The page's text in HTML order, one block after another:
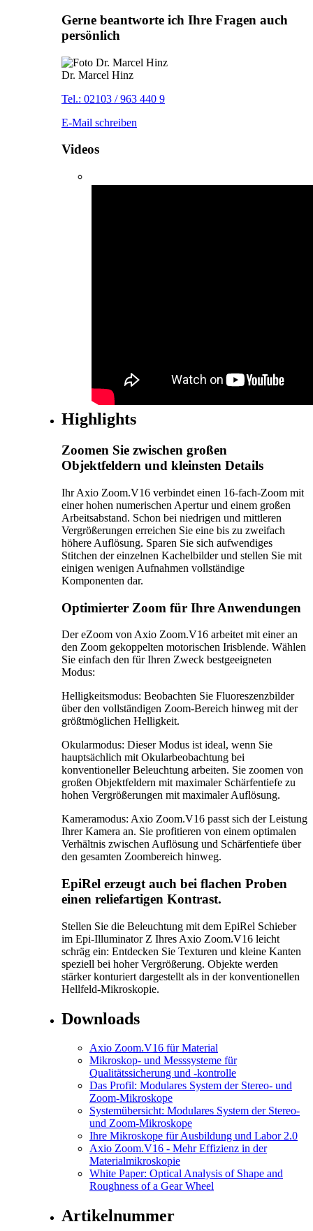
Gerne beantworte ich Ihre Fragen auch
persönlich
Dr. Marcel Hinz
Tel.: 02103 / 963 440 9
E-Mail schreiben
Videos
Highlights
Zoomen Sie zwischen großen
Objektfeldern und kleinsten Details
Ihr Axio Zoom.V16 verbindet einen 16-fach-Zoom mit
einer hohen numerischen Apertur und einem großen
Arbeitsabstand. Schon bei niedrigen und mittleren
Vergrößerungen erreichen Sie eine bis zu zweifach
höhere Auflösung. Sparen Sie sich aufwendiges
Stitchen der einzelnen Kachelbilder und stellen Sie mit
einigen wenigen Aufnahmen vollständige
Komponenten dar.
Optimierter Zoom für Ihre Anwendungen
Der eZoom von Axio Zoom.V16 arbeitet mit einer an
den Zoom gekoppelten motorischen Irisblende. Wählen
Sie einfach den für Ihren Zweck bestgeeigneten
Modus:
Helligkeitsmodus: Beobachten Sie Fluoreszenzbilder
über den vollständigen Zoom-Bereich hinweg mit der
größtmöglichen Helligkeit.
Okularmodus: Dieser Modus ist ideal, wenn Sie
hauptsächlich mit Okularbeobachtung bei
konventioneller Beleuchtung arbeiten. Sie zoomen von
großen Objektfeldern mit maximaler Schärfentiefe zu
hohen Vergrößerungen mit maximaler Auflösung.
Kameramodus: Axio Zoom.V16 passt sich der Leistung
Ihrer Kamera an. Sie profitieren von einem optimalen
Verhältnis zwischen Auflösung und Schärfentiefe über
den gesamten Zoombereich hinweg.
EpiRel erzeugt auch bei flachen Proben
einen reliefartigen Kontrast.
Stellen Sie die Beleuchtung mit dem EpiRel Schieber
im Epi-Illuminator Z Ihres Axio Zoom.V16 leicht
schräg ein: Entdecken Sie Texturen und kleine Kanten
speziell bei hoher Vergrößerung. Objekte werden
stärker konturiert dargestellt als in der konventionellen
Hellfeld-Mikroskopie.
Downloads
Axio Zoom.V16 für Material
Mikroskop- und Messsysteme für
Qualitätssicherung und -kontrolle
Das Profil: Modulares System der Stereo- und
Zoom-Mikroskope
Systemübersicht: Modulares System der Stereo-
und Zoom-Mikroskope
Ihre Mikroskope für Ausbildung und Labor 2.0
Axio Zoom.V16 - Mehr Effizienz in der
Materialmikroskopie
White Paper: Optical Analysis of Shape and
Roughness of a Gear Wheel
Artikelnummer